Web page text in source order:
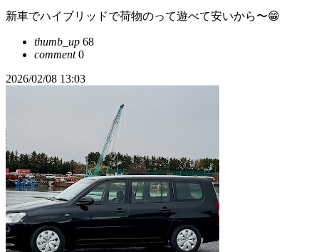
新車でハイブリッドで荷物のって遊べて安いから〜😁
thumb_up 68
comment0
2026/02/08 13:03